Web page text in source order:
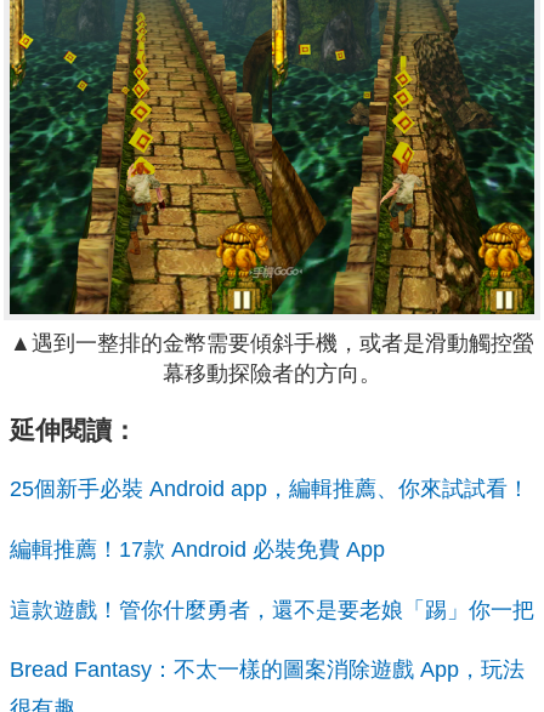
▲ 遇到一整排的金幣需要傾斜手機，或者是滑動觸控螢
幕移動探險者的方向。
延伸閱讀：
25個新手必裝 Android app，編輯推薦、你來試試看！
編輯推薦！17款 Android 必裝免費 App
這款遊戲！管你什麼勇者，還不是要老娘「踢」你一把
Bread Fantasy：不太一樣的圖案消除遊戲 App，玩法